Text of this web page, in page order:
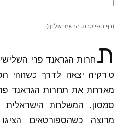
(דף הפייסבוק הרשמי של ijf)
ת חרות הגראנד פרי
טורקיה יצאה לדרך כשזוהי
מארחת את תחרות הגראנד
סמסון. המשלחת
מרוצה כשהספורטאים